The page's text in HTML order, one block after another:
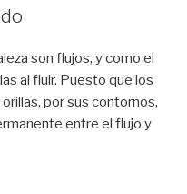
son flujos, y como el
al fluir. Puesto que los
por sus contornos,
entre el flujo y